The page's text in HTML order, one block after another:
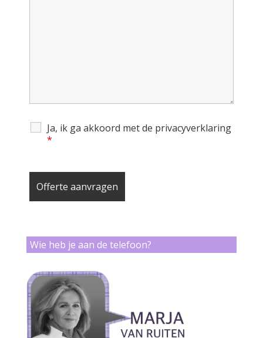
Ja, ik ga akkoord met de privacyverklaring
*
Wie heb je aan de telefoon?